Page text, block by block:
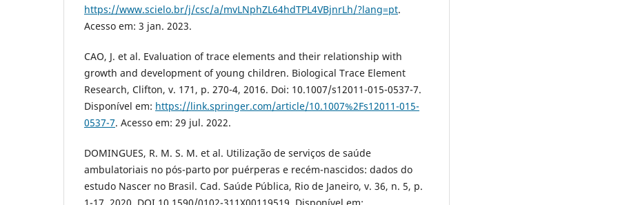
https://www.scielo.br/j/csc/a/mvLNphZL64hdTPL4VBjnrLh/?lang=pt.
Acesso em: 3 jan. 2023.
CAO, J. et al. Evaluation of trace elements and their relationship with
growth and development of young children. Biological Trace Element
Research, Clifton, v. 171, p. 270-4, 2016. Doi: 10.1007/s12011-015-0537-7.
Disponível em: https://link.springer.com/article/10.1007%2Fs12011-015-
0537-7. Acesso em: 29 jul. 2022.
DOMINGUES, R. M. S. M. et al. Utilização de serviços de saúde
ambulatoriais no pós-parto por puérperas e recém-nascidos: dados do
estudo Nascer no Brasil. Cad. Saúde Pública, Rio de Janeiro, v. 36, n. 5, p.